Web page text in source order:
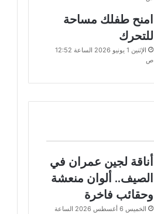
امنح طفلك مساحة
للتحرك
الإثنين 1 يونيو 2026 الساعة 12:52
ص
أناقة لجين عمران في
الصيف.. ألوان منعشة
وحقائب فاخرة
الخميس 6 أغسطس 2026 الساعة